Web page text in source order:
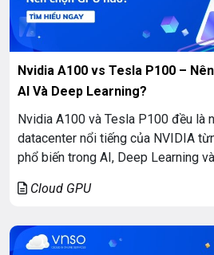
Nvidia A100 vs Tesla P100 –
AI Và Deep Learning?
Nvidia A100 và Tesla P100 đều là
datacenter nổi tiếng của NVIDIA
phổ biến trong AI, Deep Learning
hai GPU hiện nay đã khá lớn khi
Cloud GPU